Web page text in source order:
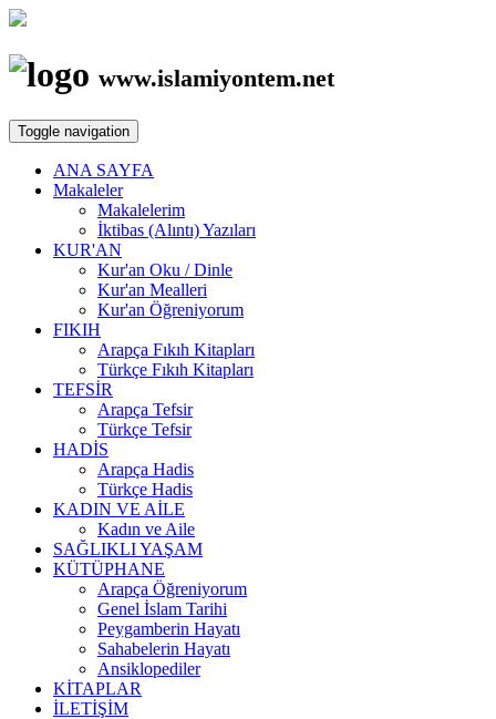
www.islamiyontem.net
Toggle navigation
ANA SAYFA
Makaleler
Makalelerim
İktibas (Alıntı) Yazıları
KUR'AN
Kur'an Oku / Dinle
Kur'an Mealleri
Kur'an Öğreniyorum
FIKIH
Arapça Fıkıh Kitapları
Türkçe Fıkıh Kitapları
TEFSİR
Arapça Tefsir
Türkçe Tefsir
HADİS
Arapça Hadis
Türkçe Hadis
KADIN VE AİLE
Kadın ve Aile
SAĞLIKLI YAŞAM
KÜTÜPHANE
Arapça Öğreniyorum
Genel İslam Tarihi
Peygamberin Hayatı
Sahabelerin Hayatı
Ansiklopediler
KİTAPLAR
İLETİŞİM